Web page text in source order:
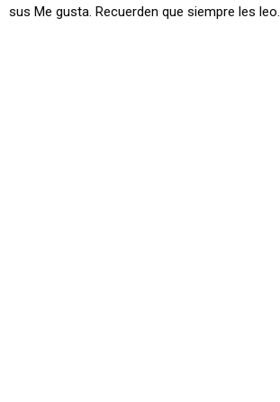
sus Me gusta. Recuerden que siempre les leo.